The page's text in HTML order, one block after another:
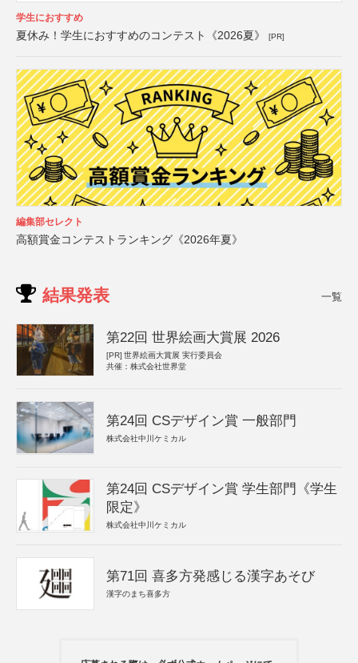
学生におすすめ
夏休み！学生におすすめのコンテスト《2026夏》 [PR]
編集部セレクト
高額賞金コンテストランキング《2026年夏》
結果発表 一覧
第22回 世界絵画大賞展 2026
[PR] 世界絵画大賞展 実行委員会
共催：株式会社世界堂
第24回 CSデザイン賞 一般部門
株式会社中川ケミカル
第24回 CSデザイン賞 学生部門《学生
限定》
株式会社中川ケミカル
第71回 喜多方発感じる漢字あそび
漢字のまち喜多方